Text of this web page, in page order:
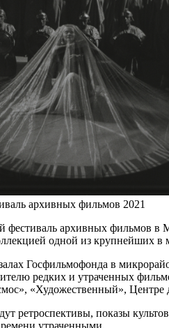
архивных фильмов 2021
архивных фильмов в
одной из крупнейших в
Госфильмофонда в
редких и утраченных
«Художественный», Центре
ретроспективы, показы